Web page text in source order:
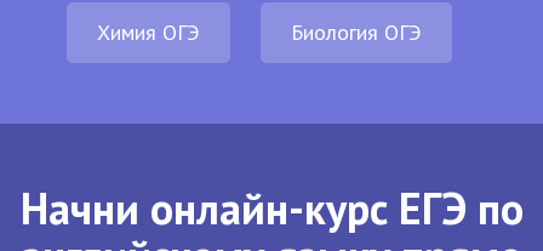
Химия ОГЭ Биология ОГЭ
Начни онлайн-курс ЕГЭ по